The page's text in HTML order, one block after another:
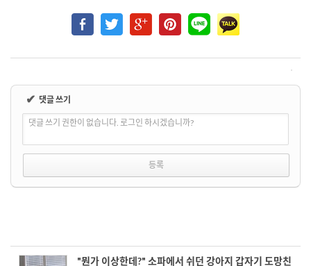
✔ 댓글 쓰기
댓글 쓰기 권한이 없습니다. 로그인 하시겠습니까?
"뭔가 이상한데?" 소파에서 쉬던 강아지 갑자기 도망친